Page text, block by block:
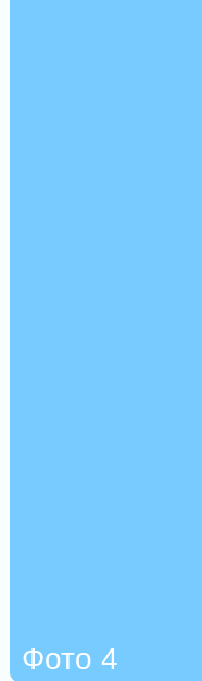
Фото 4